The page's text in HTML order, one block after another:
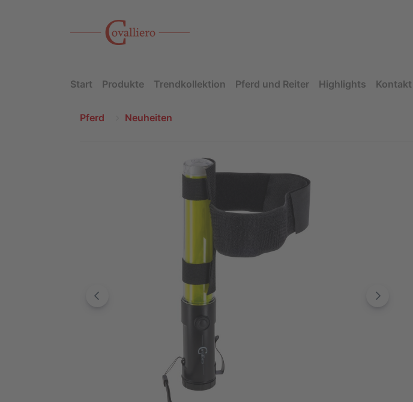
Start Produkte Trendkollektion Pferd und Reiter Highlights Kontakt
Pferd Neuheiten